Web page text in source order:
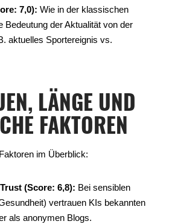
7,0): Wie in der klassischen
Bedeutung der Aktualität von der
aktuelles Sportereignis vs.
LÄNGE UND
FAKTOREN
im Überblick:
(Score: 6,8): Bei sensiblen
vertrauen KIs bekannten
als anonymen Blogs.